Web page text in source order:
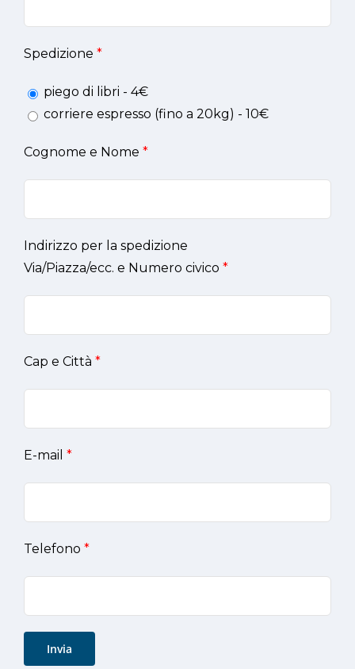
Spedizione *
piego di libri - 4€
corriere espresso (fino a 20kg) - 10€
Cognome e Nome *
Indirizzo per la spedizione
Via/Piazza/ecc. e Numero civico *
Cap e Città *
E-mail *
Telefono *